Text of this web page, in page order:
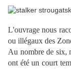
L'ouvrage nous
ou illégaux des
Au nombre de six,
ont été un court